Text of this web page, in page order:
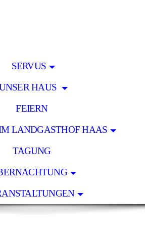
SERVUS
HAUS
FEIERN
LANDGASTHOF HAAS
TAGUNG